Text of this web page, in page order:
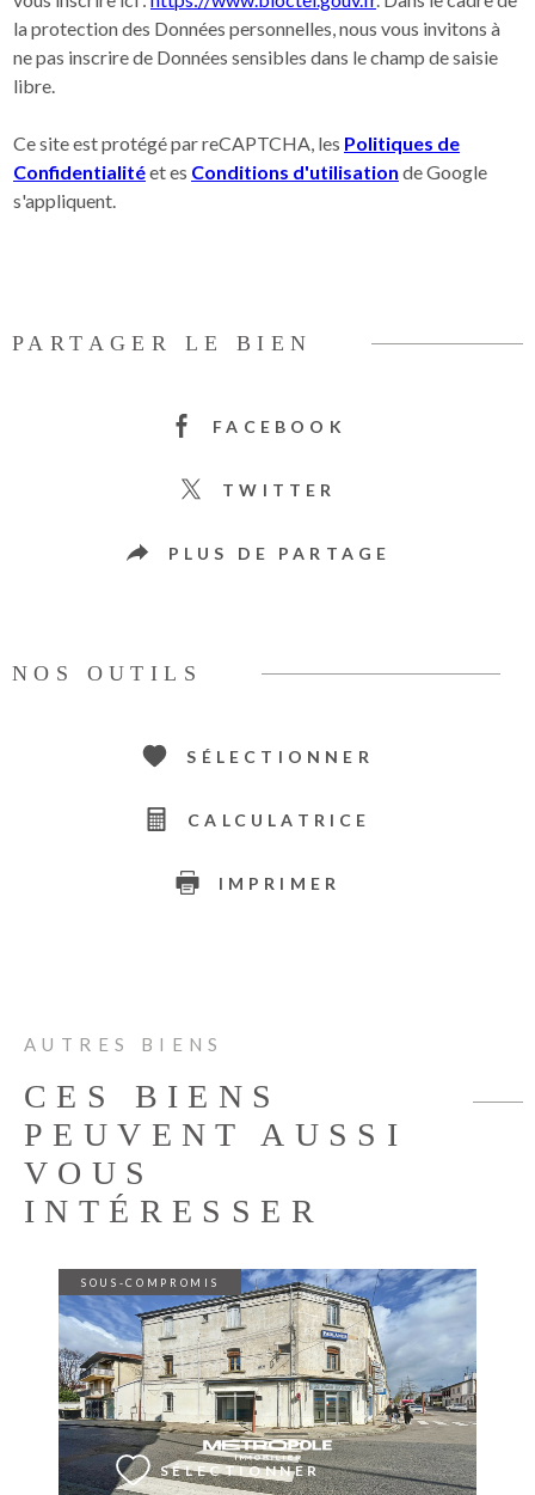
la protection des Données personnelles, nous vous invitons à
ne pas inscrire de Données sensibles dans le champ de saisie
libre.
Ce site est protégé par reCAPTCHA, les Politiques de
Confidentialitéet es Conditions d'utilisation de Google
s'appliquent.
PARTAGER LE BIEN
FACEBOOK
TWITTER
PLUS DE PARTAGE
NOS OUTILS
SÉLECTIONNER
CALCULATRICE
IMPRIMER
AUTRES BIENS
CES BIENS
PEUVENT AUSSI
VOUS
INTÉRESSER
SOUS-COMPROMIS
SÉLECTIONNER
VOIR LE BIEN